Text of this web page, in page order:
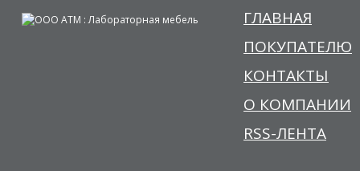
ГЛАВНАЯ
ПОКУПАТЕЛЮ
КОНТАКТЫ
О КОМПАНИИ
RSS-ЛЕНТА